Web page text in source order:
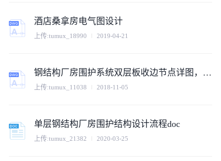
酒店桑拿房电气图设计
上传:tumux_18990 2019-04-21
钢结构厂房围护系统双层板收边节点详图，共17张
上传:tumux_11038 2018-11-05
单层钢结构厂房围护结构设计流程doc
上传:tumux_21382 2020-03-25